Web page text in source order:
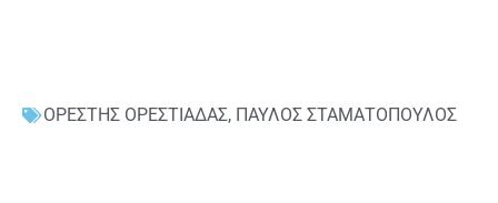
ΟΡΕΣΤΗΣ ΟΡΕΣΤΙΑΔΑΣ, ΠΑΥΛΟΣ ΣΤΑΜΑΤΟΠΟΥΛΟΣ